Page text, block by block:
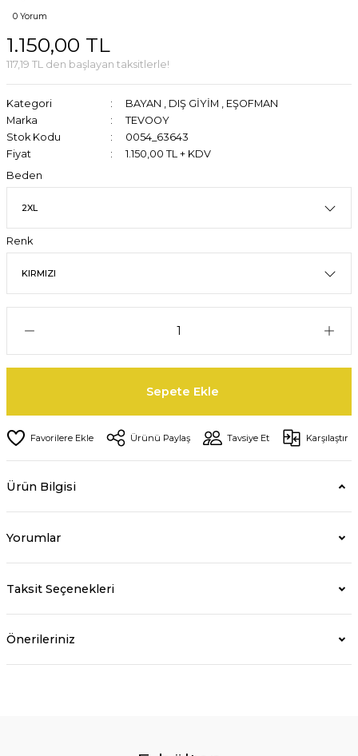
0 Yorum
1.150,00 TL
117,19 TL den başlayan taksitlerle!
Kategori BAYAN , DIŞ GİYİM , EŞOFMAN
Marka
TEVOOY
Stok Kodu
0054_63643
Fiyat
1.150,00 TL + KDV
Beden
Renk
Sepete Ekle
Ürünü Paylaş Tavsiye Et Karşılaştır
Ürün Bilgisi
Yorumlar
Taksit Seçenekleri
Önerileriniz